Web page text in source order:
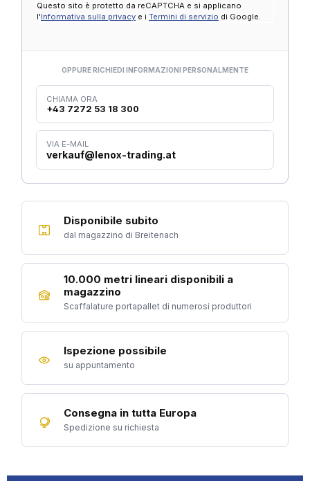
Questo sito è protetto da reCAPTCHA e si applicano
l'Informativa sulla privacy e i Termini di servizio di Google.
OPPURE RICHIEDI INFORMAZIONI PERSONALMENTE
CHIAMA ORA
+43 7272 53 18 300
VIA E-MAIL
verkauf@lenox-trading.at
Disponibile subito
dal magazzino di Breitenach
10.000 metri lineari disponibili a
magazzino
Scaffalature portapallet di numerosi produttori
Ispezione possibile
su appuntamento
Consegna in tutta Europa
Spedizione su richiesta